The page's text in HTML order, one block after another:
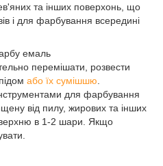
та інших поверхонь, що
і для фарбування всередині
емаль
перемішати, розвести
або їх сумішшю
для фарбування
від пилу, жирових та інших
в 1-2 шари. Якщо